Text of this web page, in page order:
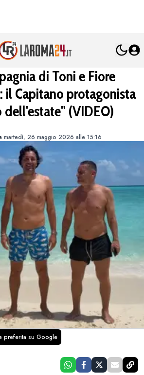
di Toni e Fiore
il Capitano protagonista
(VIDEO)
martedì, 26 maggio 2026 alle 15:16
preferita su Google